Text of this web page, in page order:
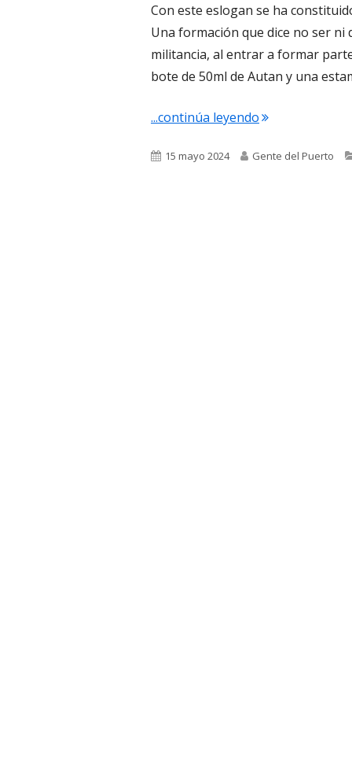
Con este eslogan se ha
Una formación que dice no ser ni
militancia, al entrar a formar
bote de 50ml de Autan y una
...continúa leyendo"La viñeta de
Publicado
15 mayo 2024 Autor
Gente del Puerto